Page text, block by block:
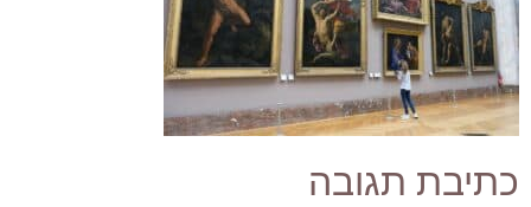
כתיבת תגובה